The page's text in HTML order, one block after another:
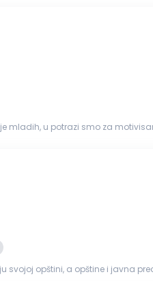
mladih, u potrazi smo za
opštini, a opštine i javna